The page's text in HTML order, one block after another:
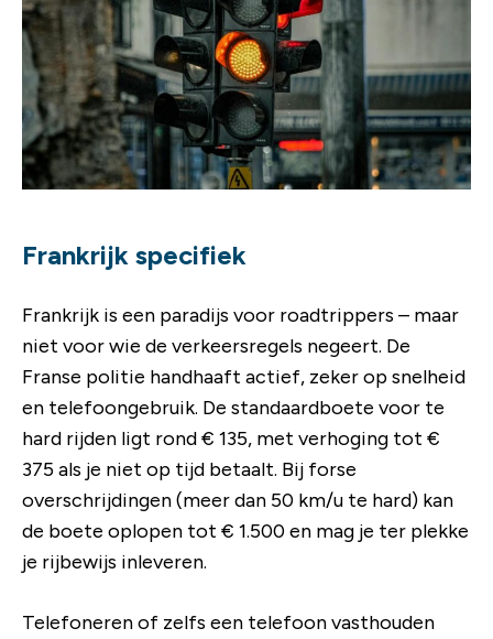
Frankrijk specifiek
Frankrijk is een paradijs voor roadtrippers – maar
niet voor wie de verkeersregels negeert. De
Franse politie handhaaft actief, zeker op snelheid
en telefoongebruik. De standaardboete voor te
hard rijden ligt rond € 135, met verhoging tot €
375 als je niet op tijd betaalt. Bij forse
overschrijdingen (meer dan 50 km/u te hard) kan
de boete oplopen tot € 1.500 en mag je ter plekke
je rijbewijs inleveren.
Telefoneren of zelfs een telefoon vasthouden